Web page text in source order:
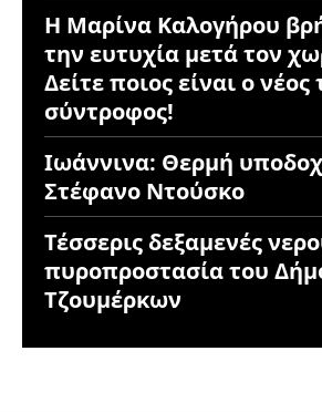
Η Μαρίνα Καλογήρου
την ευτυχία μετά τον
Δείτε ποιος είναι ο νέος
σύντροφος!
Ιωάννινα: Θερμή
Στέφανο Ντούσκο
Τέσσερις δεξαμενές
πυροπροστασία του
Τζουμέρκων